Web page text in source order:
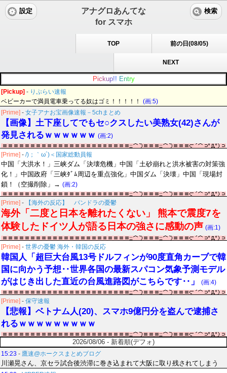
アナグロあんてな
for スマホ
設定 検索
TOP 前の日(08/05)
NEXT
Pic kup!! Entry
[Pickup] - りぷらい速報
ベビーカーで満員電車乗ってる奴はゴミ！！！！！
(画:5)
[Prime] - 女子アナお宝画像速報－5chまとめ
【画像】土下座してでもセ○クスしたい美熟女(42)さんが
発見されるｗｗｗｗｗｗ (画:2)
[Prime] - /)；｀ω´)＜国家総動員報
中国「大洪水！」三峡ダム「決壊危機」中国「土砂崩れと洪水被害の対策強
化！」中国政府「三峡ﾀﾞﾑ周辺を重点強化」中国ダム「決壊」中国「現場封
鎖！（空撮削除」→ (画:2)
[Prime] - 【海外の反応】 パンドラの憂鬱
海外「二度と日本を離れたくない」 熊本で震度7を
体験したドイツ人が語る日本の強さに感動の声 (画:1)
[Prime] - 世界の憂鬱 海外・韓国の反応
韓国人「超巨大台風13号ドルフィンが90度直角カーブで韓
国に向かう予想‥世界各国の最新スパコン気象予測モデル
がはじき出した直近の台風進路図がこちらです‥」
(画:4)
[Prime] - 保守速報
【悲報】ベトナム人(20)、スマホ9億円分を盗んで逮捕さ
れるｗｗｗｗｗｗｗｗｗ
2026/08/06 - 新着順(デフォ)
15:23 - 鷹速@ホークスまとめブログ
川瀬晃さん、京セラ試合後渋滞に巻き込まれて大阪に取り残されてしまう